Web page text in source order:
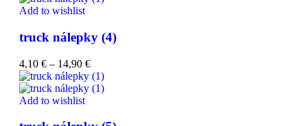
Add to wishlist
truck nálepky (4)
4,10 € – 14,90 €
Add to wishlist